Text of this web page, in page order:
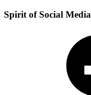
Spirit of Social Media